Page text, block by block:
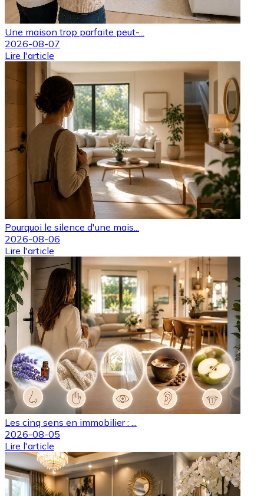
Une maison trop parfaite peut-...
2026-08-07
Lire l'article
Pourquoi le silence d'une mais...
2026-08-06
Lire l'article
Les cinq sens en immobilier : ...
2026-08-05
Lire l'article